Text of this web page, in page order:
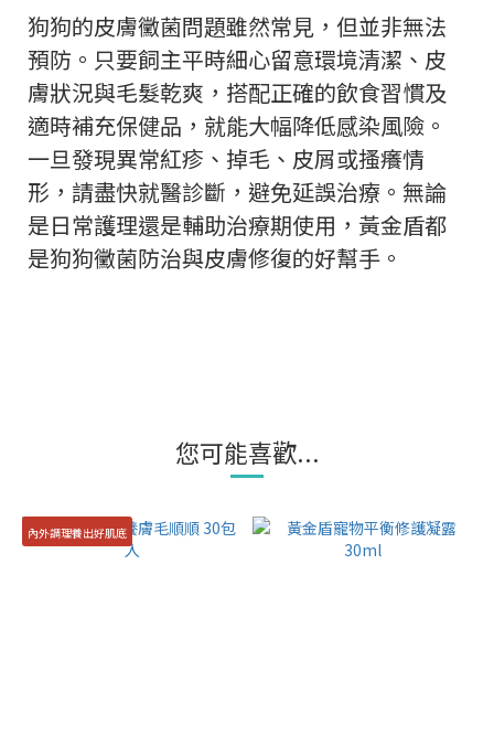
狗狗的皮膚黴菌問題雖然常見，但並非無法
預防。只要飼主平時細心留意環境清潔、皮
膚狀況與毛髮乾爽，搭配正確的飲食習慣及
適時補充保健品，就能大幅降低感染風險。
一旦發現異常紅疹、掉毛、皮屑或搔癢情
形，請盡快就醫診斷，避免延誤治療。無論
是日常護理還是輔助治療期使用，黃金盾都
是狗狗黴菌防治與皮膚修復的好幫手。
您可能喜歡...
內外調理養出好肌底